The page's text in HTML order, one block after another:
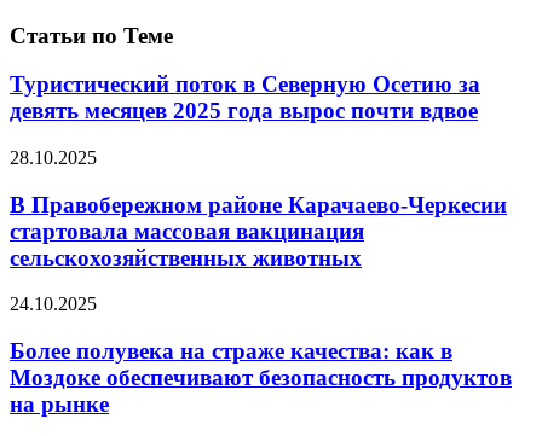
Статьи по Теме
Туристический поток в Северную Осетию за
девять месяцев 2025 года вырос почти вдвое
28.10.2025
В Правобережном районе Карачаево-Черкесии
стартовала массовая вакцинация
сельскохозяйственных животных
24.10.2025
Более полувека на страже качества: как в
Моздоке обеспечивают безопасность продуктов
на рынке